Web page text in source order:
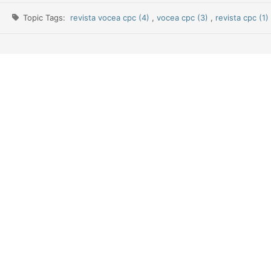
Topic Tags: revista vocea cpc (4) , vocea cpc (3) , revista cpc (1)